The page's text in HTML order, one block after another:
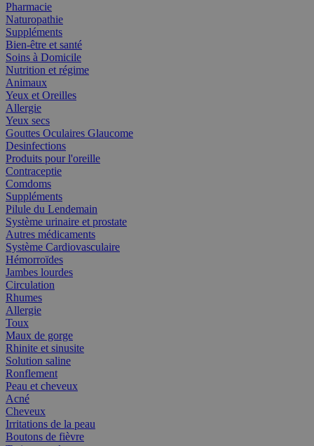
Pharmacie
Naturopathie
Suppléments
Bien-être et santé
Soins à Domicile
Nutrition et régime
Animaux
Yeux et Oreilles
Allergie
Yeux secs
Gouttes Oculaires Glaucome
Desinfections
Produits pour l'oreille
Contraceptie
Comdoms
Suppléments
Pilule du Lendemain
Système urinaire et prostate
Autres médicaments
Système Cardiovasculaire
Hémorroïdes
Jambes lourdes
Circulation
Rhumes
Allergie
Toux
Maux de gorge
Rhinite et sinusite
Solution saline
Ronflement
Peau et cheveux
Acné
Cheveux
Irritations de la peau
Boutons de fièvre